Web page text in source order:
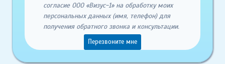
согласие ООО «Визус-1» на обработку моих
персональных данных (имя, телефон) для
получения обратного звонка и консультации.
Перезвоните мне